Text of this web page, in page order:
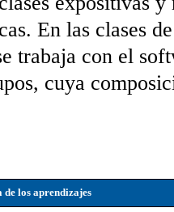
En las clases
trabaja con el
cuya
los aprendizajes